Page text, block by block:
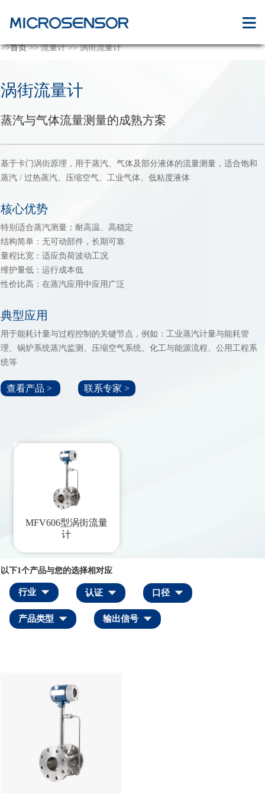
>>首页>> 流量计 >> 涡街流量计
涡街流量计
蒸汽与气体流量测量的成熟方案
基于卡门涡街原理，用于蒸汽、气体及部分液体的流量测量，适合饱和
蒸汽 / 过热蒸汽、压缩空气、工业气体、低粘度液体
核心优势
特别适合蒸汽测量：耐高温、高稳定
结构简单：无可动部件，长期可靠
量程比宽：适应负荷波动工况
维护量低：运行成本低
性价比高：在蒸汽应用中应用广泛
典型应用
用于能耗计量与过程控制的关键节点，例如：工业蒸汽计量与能耗管
理、锅炉系统蒸汽监测、压缩空气系统、化工与能源流程、公用工程系
统等
查看产品 > 联系专家 >
MFV606型涡街流量
计
以下1个产品与您的选择相对应
行业 认证 口径
产品类型 输出信号